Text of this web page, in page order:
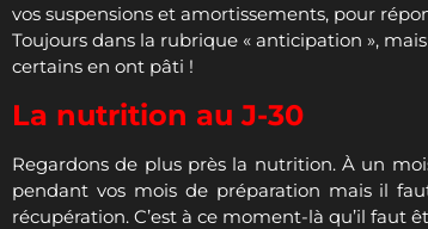
vos suspensions et amortissements, pour
Toujours dans la rubrique « anticipation »,
certains en ont pâti !
La nutrition au J-30
Regardons de plus près la nutrition. À un
pendant vos mois de préparation mais il
récupération. C’est à ce moment-là qu’il faut